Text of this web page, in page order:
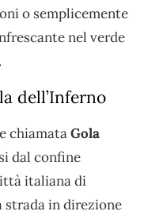
o semplicemente
nel verde
dell’Inferno
chiamataGola
dal confine
italiana di
strada in direzione